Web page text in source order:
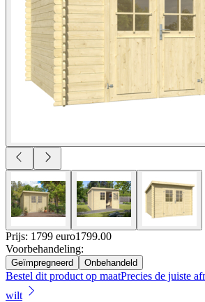
Prijs: 1799 euro1799.00
Voorbehandeling:
Geïmpregneerd Onbehandeld
Bestel dit product op maatPrecies de juiste
wilt